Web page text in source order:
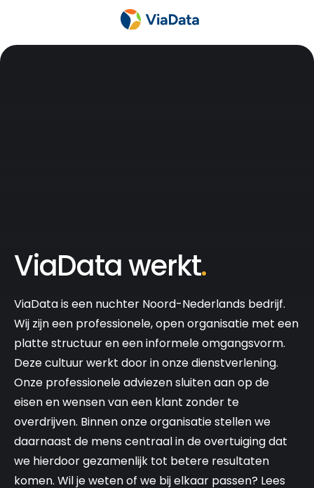
ViaData werkt.
ViaData is een nuchter Noord-Nederlands bedrijf.
Wij zijn een professionele, open organisatie met een
platte structuur en een informele omgangsvorm.
Deze cultuur werkt door in onze dienstverlening.
Onze professionele adviezen sluiten aan op de
eisen en wensen van een klant zonder te
overdrijven. Binnen onze organisatie stellen we
daarnaast de mens centraal in de overtuiging dat
we hierdoor gezamenlijk tot betere resultaten
komen. Wil je weten of we bij elkaar passen? Lees